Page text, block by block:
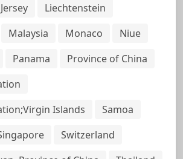
Jersey
Liechtenstein
Malaysia Monaco
Niue
Panama
Province of China
Islands
Samoa
Switzerland